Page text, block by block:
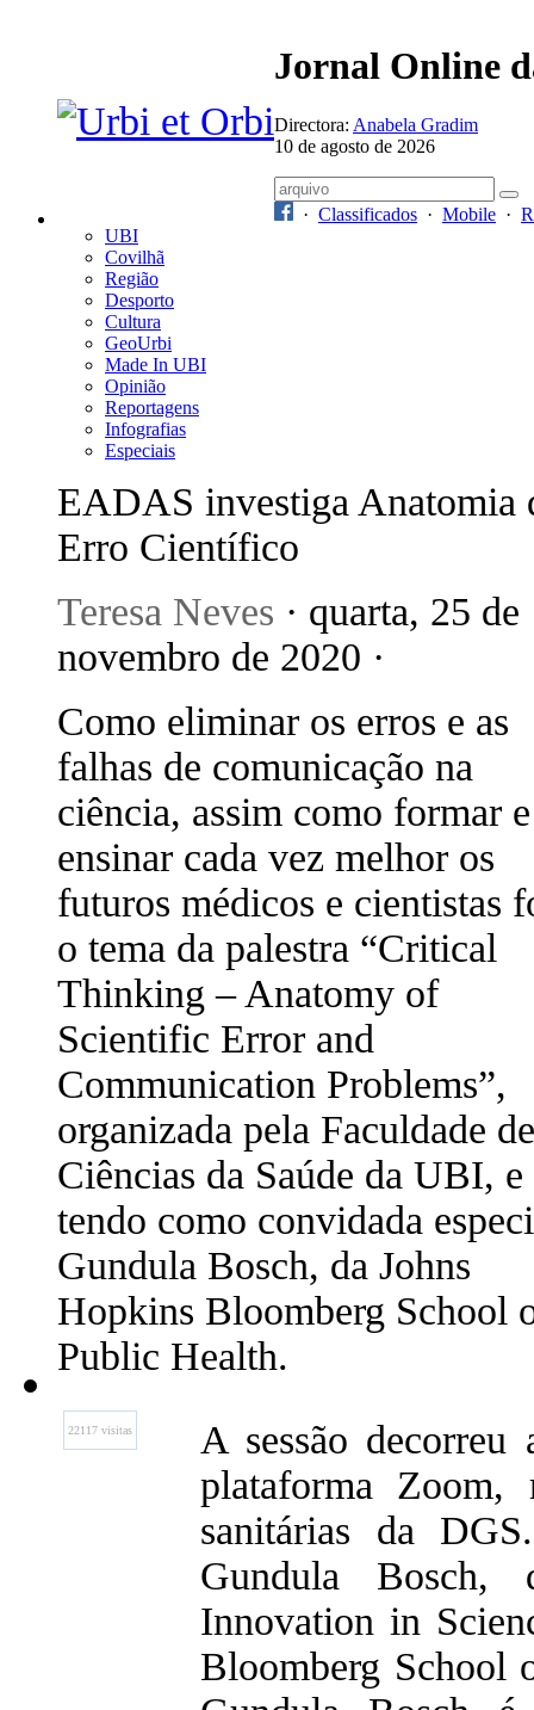
Jornal Online
Directora: Anabela Gradim
10 de agosto de 2026
· Classificados · Mobile ·
UBI
Covilhã
Região
Desporto
Cultura
GeoUrbi
Made In UBI
Opinião
Reportagens
Infografias
Especiais
EADAS investiga Anatomia
Erro Científico
Teresa Neves · quarta, 25 de
novembro de 2020 ·
Como eliminar os erros e as
falhas de comunicação na
ciência, assim como formar e
ensinar cada vez melhor os
futuros médicos e cientistas
o tema da palestra “Critical
Thinking – Anatomy of
Scientific Error and
Communication Problems”,
organizada pela Faculdade de
Ciências da Saúde da UBI, e
tendo como convidada
Gundula Bosch, da Johns
Hopkins Bloomberg School
Public Health.
22117 visitas
A sessão
plataforma Zoom,
sanitárias da
Gundula
Innovation in
Bloomberg School